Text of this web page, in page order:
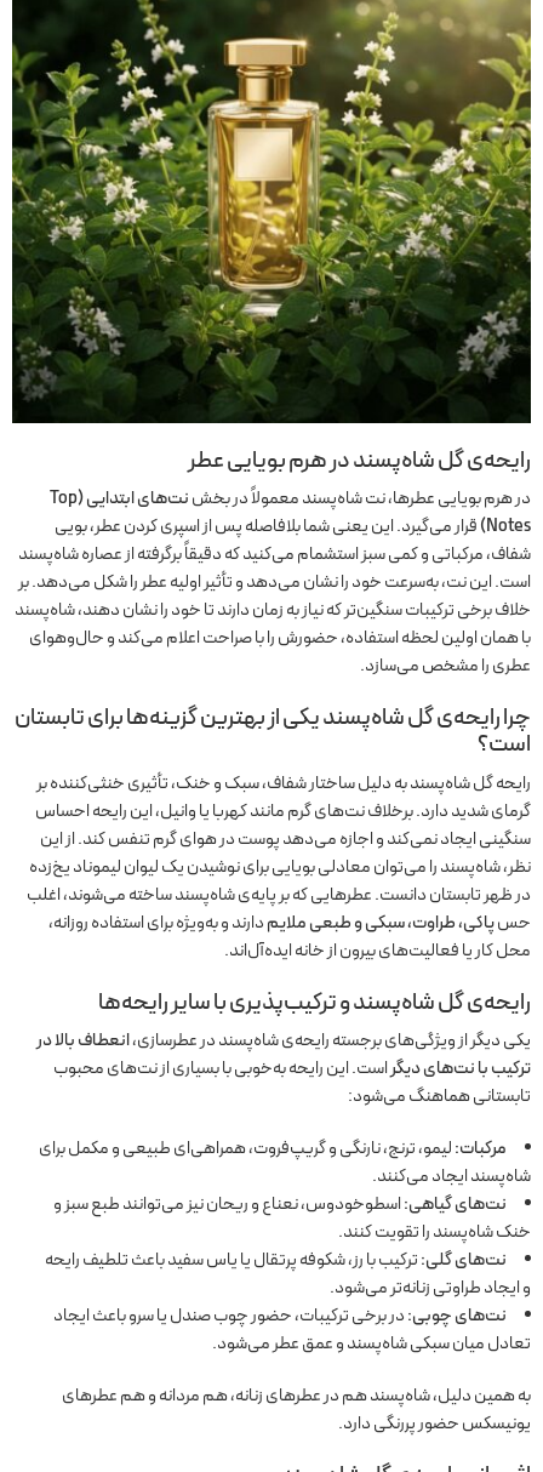
رایحه‌ی گل شاه‌پسند در هرم بویایی عطر
در هرم بویایی عطرها، نت شاه‌پسند معمولاً در بخش
نت‌های ابتدایی (Top
Notes) قرار می‌گیرد. این یعنی شما بلافاصله پس از اسپری کردن عطر، بویی
شفاف، مرکباتی و کمی سبز استشمام می‌کنید که دقیقاً برگرفته از عصاره شاه‌پسند
است. این نت، به‌سرعت خود را نشان می‌دهد و تأثیر اولیه عطر را شکل می‌دهد. بر
خلاف برخی ترکیبات سنگین‌تر که نیاز به زمان دارند تا خود را نشان دهند، شاه‌پسند
با همان اولین لحظه استفاده، حضورش را با صراحت اعلام می‌کند و حال‌وهوای
عطری را مشخص می‌سازد.
چرا رایحه‌ی گل شاه‌پسند یکی از بهترین گزینه‌ها برای تابستان
است؟
رایحه گل شاه‌پسند به دلیل ساختار شفاف، سبک و خنک، تأثیری خنثی‌کننده بر
گرمای شدید دارد. برخلاف نت‌های گرم مانند کهربا یا وانیل، این رایحه احساس
سنگینی ایجاد نمی‌کند و اجازه می‌دهد پوست در هوای گرم تنفس کند. از این
نظر، شاه‌پسند را می‌توان معادلی بویایی برای نوشیدن یک لیوان لیموناد یخ‌زده
در ظهر تابستان دانست. عطرهایی که بر پایه‌ی شاه‌پسند ساخته می‌شوند، اغلب
حسپاکی، طراوت، سبکی و طبعی ملایمدارند و به‌ویژه برای استفاده روزانه،
محل کار یا فعالیت‌های بیرون از خانه ایده‌آل‌اند.
رایحه‌ی گل شاه‌پسند و ترکیب‌پذیری با سایر رایحه‌ها
یکی دیگر از ویژگی‌های برجسته رایحه‌ی شاه‌پسند در عطرسازی،انعطاف بالا در
ترکیب با نت‌های دیگراست. این رایحه به‌خوبی با بسیاری از نت‌های محبوب
تابستانی هماهنگ می‌شود:
مرکبات:لیمو، ترنج، نارنگی و گریپ‌فروت، همراهی‌ای طبیعی و مکمل برای
شاه‌پسند ایجاد می‌کنند.
نت‌های گیاهی:اسطوخودوس، نعناع و ریحان نیز می‌توانند طبع سبز و
خنک شاه‌پسند را تقویت کنند.
نت‌های گلی:ترکیب با رز، شکوفه پرتقال یا یاس سفید باعث تلطیف رایحه
و ایجاد طراوتی زنانه‌تر می‌شود.
نت‌های چوبی:در برخی ترکیبات، حضور چوب صندل یا سرو باعث ایجاد
تعادل میان سبکی شاه‌پسند و عمق عطر می‌شود.
به همین دلیل، شاه‌پسند هم در عطرهای زنانه، هم مردانه و هم عطرهای
یونیسکس حضور پررنگی دارد.